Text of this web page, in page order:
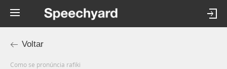
Voltar
Como se pronúncia rafiki